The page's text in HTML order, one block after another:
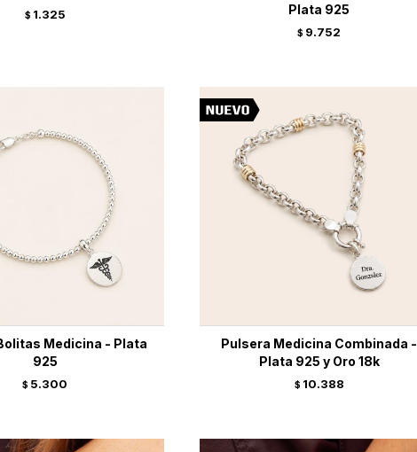
$ 1.325
Plata 925
$ 9.752
Medicina - Plata
925
$ 5.300
Pulsera Medicina Combinada -
Plata 925 y Oro 18k
$ 10.388